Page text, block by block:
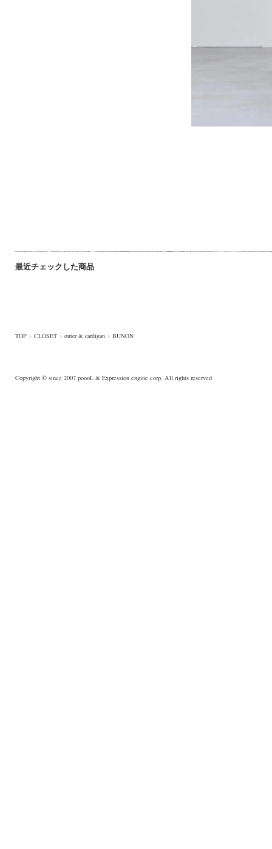
最近チェックした商品
TOP > CLOSET > outer & cardigan > BUNON
Copyright © since 2007 poooL & Expression engine corp, All rights reserved